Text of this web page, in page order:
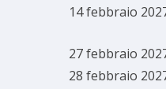
14 febbraio
27 febbraio
28 febbraio